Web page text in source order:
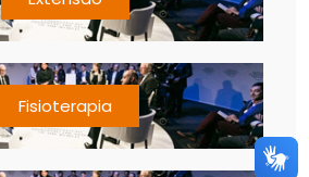
Fisioterapia